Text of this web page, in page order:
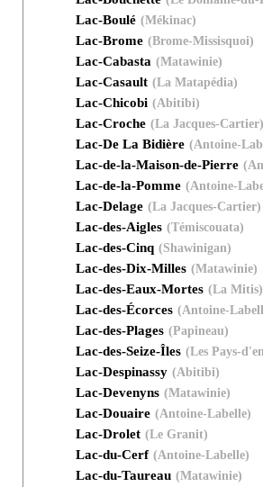
Lac-Boulé (Mékinac)
Lac-Brome (Brome-Missisquoi)
Lac-Cabasta (Matawinie)
Lac-Casault (La Matapédia)
Lac-Chicobi (Abitibi)
Lac-Croche (La Jacques-Cartier)
Lac-De La Bidière (Antoine-
Lac-de-la-Maison-de-Pierre
Lac-de-la-Pomme (Antoine-
Lac-Delage (La Jacques-Cartier)
Lac-des-Aigles (Témiscouata)
Lac-des-Cinq (Shawinigan)
Lac-des-Dix-Milles (Matawinie)
Lac-des-Eaux-Mortes (La Mitis)
Lac-des-Écorces (Antoine-
Lac-des-Plages (Papineau)
Lac-des-Seize-Îles (Les Pays-
Lac-Despinassy (Abitibi)
Lac-Devenyns (Matawinie)
Lac-Douaire (Antoine-Labelle)
Lac-Drolet (Le Granit)
Lac-du-Cerf (Antoine-Labelle)
Lac-du-Taureau (Matawinie)